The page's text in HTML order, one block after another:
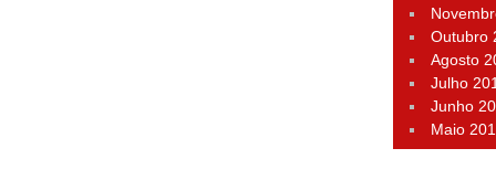
Outubro
Agosto
Julho
Junho
Maio